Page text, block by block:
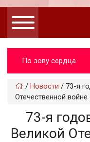
По зову сердца
/ Новости / 73-я
Отечественной войне
73-я
Великой